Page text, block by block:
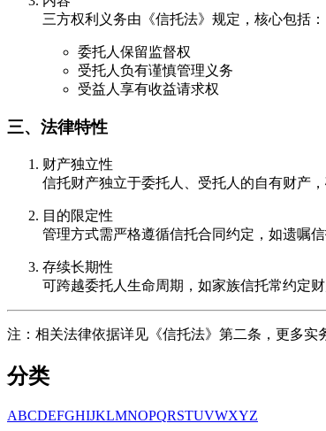
三方权利义务由《信托法》规定，核心包括：
委托人保留监督权
受托人负有谨慎管理义务
受益人享有收益请求权
三、法律特性
财产独立性
信托财产独立于委托人、受托人的自有财产
目的限定性
管理方式需严格遵循信托合同约定，如遗嘱
存续长期性
可跨越委托人生命周期，如家族信托常约定财
注：相关法律依据详见《信托法》第二条，更多实
分类
ABCDEFGHIJKLMNOPQRSTUVWXYZ